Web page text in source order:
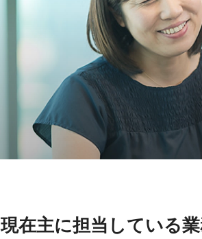
現在主に担当している